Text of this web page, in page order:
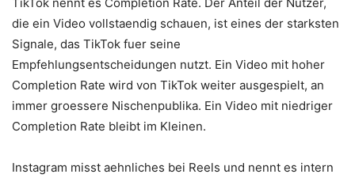
die ein Video vollstaendig schauen, ist eines der starksten
Signale, das TikTok fuer seine
Empfehlungsentscheidungen nutzt. Ein Video mit hoher
Completion Rate wird von TikTok weiter ausgespielt, an
immer groessere Nischenpublika. Ein Video mit niedriger
Completion Rate bleibt im Kleinen.
Instagram misst aehnliches bei Reels und nennt es intern